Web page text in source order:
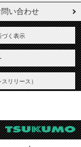
問い合わせ
づく表示
リリース）